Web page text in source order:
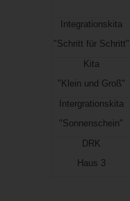
Integrationskita
"Schritt für Schritt"
Kita
"Klein und Groß"
Intergrationskita
"Sonnenschein"
DRK
Haus 3